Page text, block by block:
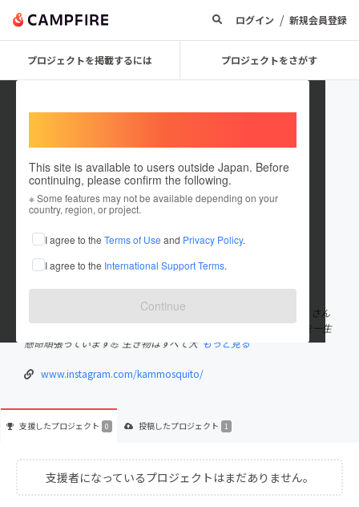
ログイン / 新規会員登録
プロジェクトを掲載するには プロジェクトをさがす
This site is available to users outside Japan. Before
continuing, please confirm the following.
※ Some features may not be available depending on your
country, region, or project.
I agree to the Terms of Use and Privacy Policy.
I agree to the International Support Terms.
Continue
kammosquito
これまでに1件のプロジェクトを投稿しています
在住国：日本 現在地：愛知県
出身国：日本 出身地：愛知県
はじめまして。 こよなく蚊(カム)を愛して、オリジナルカムをたくさん
描いてます🎨 現在中学3年生👦 特別支援クラスで自分の出来る事を一生
懸命頑張っています💪 生き物はすべて大 もっと見る
www.instagram.com/kammosquito/
支援したプロジェクト 0 投稿したプロジェクト 1
支援者になっているプロジェクトはまだありません。